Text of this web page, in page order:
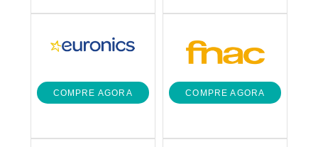
COMPRE AGORA COMPRE AGORA